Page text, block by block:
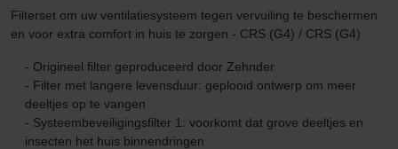
Filterset om uw ventilatiesysteem tegen vervuiling te beschermen
en voor extra comfort in huis te zorgen - CRS (G4) / CRS (G4)
- Origineel filter geproduceerd door Zehnder
- Filter met langere levensduur: geplooid ontwerp om meer
deeltjes op te vangen
- Systeembeveiligingsfilter 1: voorkomt dat grove deeltjes en
insecten het huis binnendringen